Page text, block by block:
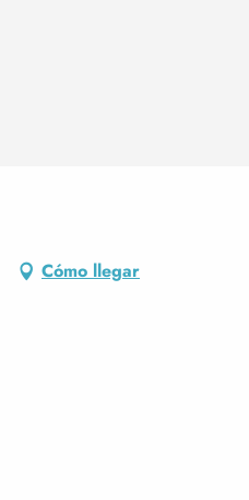
Cómo llegar